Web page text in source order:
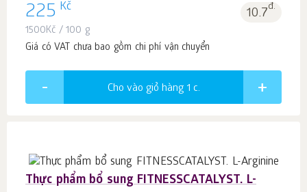
225 Kč 10.7đ.
1500Kč / 100 g
Giá có VAT chưa bao gồm chi phí vận chuyển
Cho vào giỏ hàng 1 c.
Thực phẩm bổ sung FITNESSCATALYST. L-